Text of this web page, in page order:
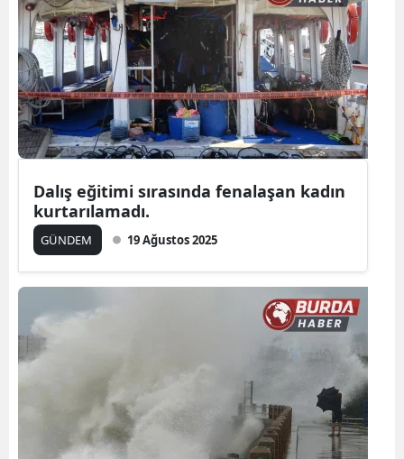
Dalış eğitimi sırasında fenalaşan kadın
kurtarılamadı.
GÜNDEM 19 Ağustos 2025